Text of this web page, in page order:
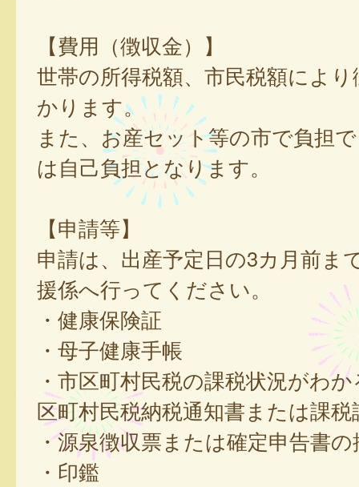
【費用（徴収金）】
世帯の所得税額、市民税額によ
かります。
また、お産セット等の市で負担
は自己負担となります。
【申請等】
申請は、出産予定日の3カ月前ま
援係へ行ってください。
・健康保険証
・母子健康手帳
・市区町村民税の課税状況がわ
区町村民税納税通知書または課税
・源泉徴収票または確定申告書
・印鑑